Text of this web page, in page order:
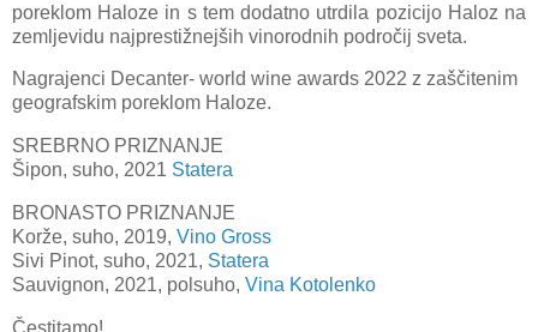
poreklom Haloze in s tem dodatno utrdila pozicijo Haloz na
zemljevidu najprestižnejših vinorodnih področij sveta.
Nagrajenci Decanter- world wine awards 2022 z zaščitenim
geografskim poreklom Haloze.
SREBRNO PRIZNANJE
Šipon, suho, 2021 Statera
BRONASTO PRIZNANJE
Korže, suho, 2019, Vino Gross
Sivi Pinot, suho, 2021, Statera
Sauvignon, 2021, polsuho, Vina Kotolenko
Čestitamo!